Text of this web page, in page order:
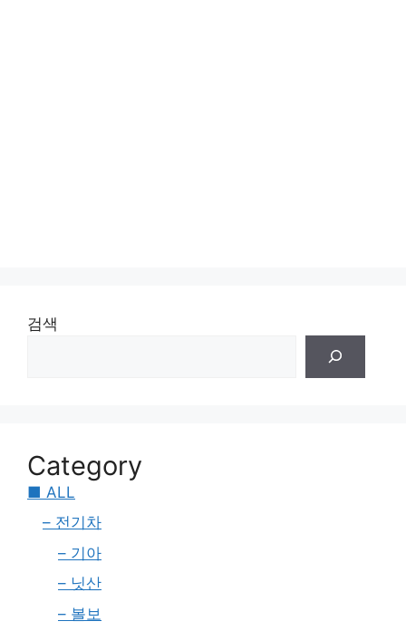
검색
Category
■ ALL
– 전기차
– 기아
– 닛산
– 볼보